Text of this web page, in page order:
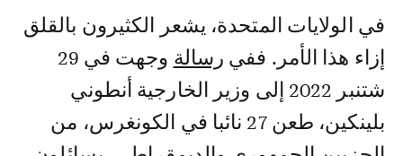
في الولايات المتحدة، يشعر الكثيرون بالقلق
إزاء هذا الأمر. ففي رسالة
وجهت في 29
شتنبر 2022 إلى وزير الخارجية أنطوني
بلينكين، طعن 27 نائبا في الكونغرس، من